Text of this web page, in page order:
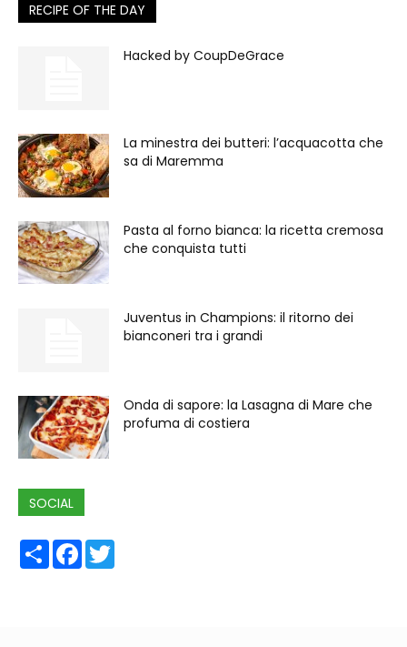
RECIPE OF THE DAY
Hacked by CoupDeGrace
La minestra dei butteri: l’acquacotta che
sa di Maremma
Pasta al forno bianca: la ricetta cremosa
che conquista tutti
Juventus in Champions: il ritorno dei
bianconeri tra i grandi
Onda di sapore: la Lasagna di Mare che
profuma di costiera
SOCIAL
ShareFacebook